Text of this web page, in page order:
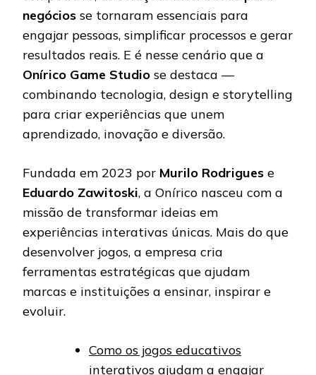
negócios se tornaram essenciais para
engajar pessoas, simplificar processos e gerar
resultados reais. E é nesse cenário que a
Onírico Game Studio se destaca —
combinando tecnologia, design e storytelling
para criar experiências que unem
aprendizado, inovação e diversão.
Fundada em 2023 por Murilo Rodrigues e
Eduardo Zawitoski, a Onírico nasceu com a
missão de transformar ideias em
experiências interativas únicas. Mais do que
desenvolver jogos, a empresa cria
ferramentas estratégicas que ajudam
marcas e instituições a ensinar, inspirar e
evoluir.
Como os jogos educativos
interativos ajudam a engajar